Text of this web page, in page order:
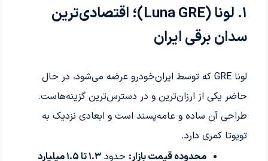
۱. لونا(Luna GRE)
؛ اقتصادی‌ترین
سدان برقی ایران
لونا
که توسط ایران‌خودرو عرضه می‌شود، در حال
حاضر یکی از ارزان‌ترین و در دسترس‌ترین گزینه‌هاست.
طراحی آن ساده و عامه‌پسند است و ابعادی نزدیک به
تویوتا کمری دارد.
محدوده قیمت بازار: حدود ۱.۳تا۱.۵میلیارد